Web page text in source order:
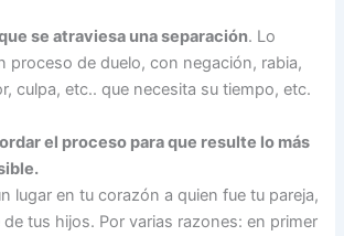
se atraviesa una separación. Lo
proceso de duelo, con negación, rabia,
culpa, etc.. que necesita su tiempo, etc.
el proceso para que resulte lo más
lugar en tu corazón a quien fue tu pareja,
tus hijos. Por varias razones: en primer